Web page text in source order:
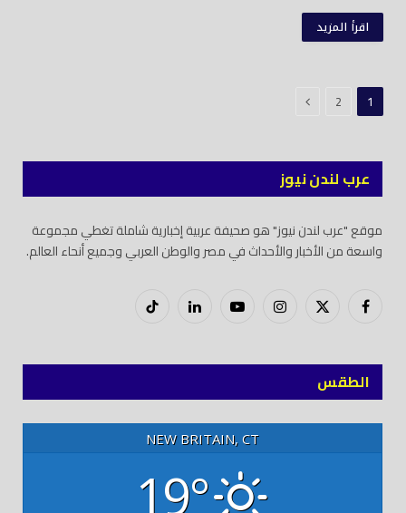
اقرأ المزيد
1
2 التالي
عرب لندن نيوز
موقع "عرب لندن نيوز" هو صحيفة عربية إخبارية شاملة تغطي مجموعة
واسعة من الأخبار والأحداث في مصر والوطن العربي وجميع أنحاء العالم.
فيسبوكX
إنستغراميوتيوب لينكدود
تيك
الطقس
NEW BRITAIN, CT
19°